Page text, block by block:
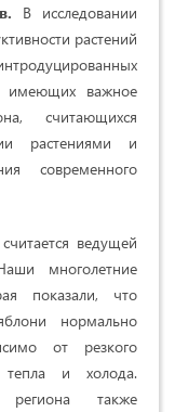
В исследовании
растений
имеющих важное
считающихся
растениями и
современного
ведущей
многолетние
показали, что
нормально
от резкого
и холода.
региона также